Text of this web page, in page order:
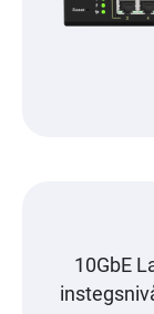
10GbE